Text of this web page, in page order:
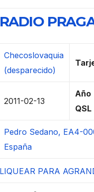
RADIO
Checoslovaquia
(desparecido)
2011-02-13
Año
QSL
Pedro Sedano, EA4-
España